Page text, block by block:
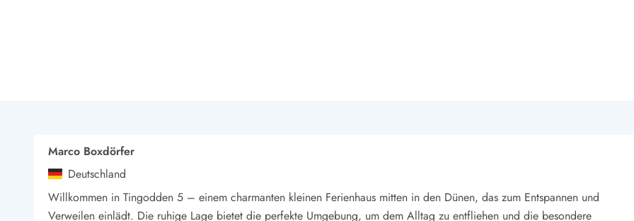
Finde Bernstein am Strand
Indoorspielländer in Dänemark
Zoos und Tierparks in Dänemark
Freizeitparks in Dänemark
Marco Boxdörfer
Deutschland
Willkommen in Tingodden 5 – einem charmanten kleinen Ferienhaus mitten in den Dünen, das zum Entspannen und
Verweilen einlädt. Die ruhige Lage bietet die perfekte Umgebung, um dem Alltag zu entfliehen und die besondere